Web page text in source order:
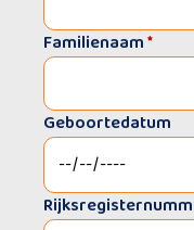
Familienaam*
Geboortedatum